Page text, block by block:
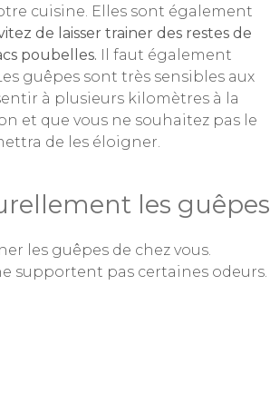
cuisine. Elles sont également
de laisser trainer des restes de
poubelles. Il faut également
guêpes sont très sensibles aux
à plusieurs kilomètres à la
et que vous ne souhaitez pas le
de les éloigner.
les guêpes
les guêpes de chez vous.
supportent pas certaines odeurs.